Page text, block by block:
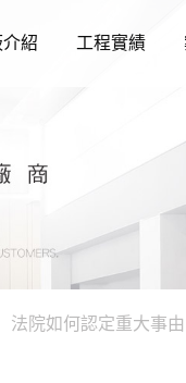
紹 工程實績
法院如何認定重大事